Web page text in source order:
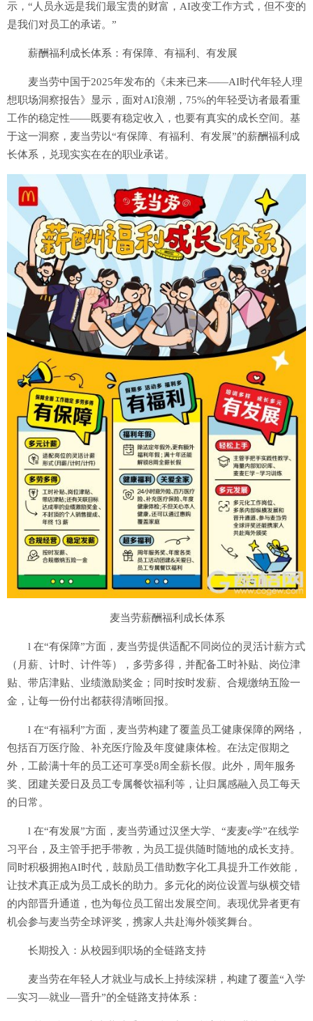
示，“人员永远是我们最宝贵的财富，AI改变工作方式，但不变的
是我们对员工的承诺。”
薪酬福利成长体系：有保障、有福利、有发展
麦当劳中国于2025年发布的《未来已来——AI时代年轻人理
想职场洞察报告》显示，面对AI浪潮，75%的年轻受访者最看重
工作的稳定性——既要有稳定收入，也要有真实的成长空间。基
于这一洞察，麦当劳以“有保障、有福利、有发展”的薪酬福利成
长体系，兑现实实在在的职业承诺。
麦当劳薪酬福利成长体系
l 在“有保障”方面，麦当劳提供适配不同岗位的灵活计薪方式
（月薪、计时、计件等），多劳多得，并配备工时补贴、岗位津
贴、带店津贴、业绩激励奖金；同时按时发薪、合规缴纳五险一
金，让每一份付出都获得清晰回报。
l 在“有福利”方面，麦当劳构建了覆盖员工健康保障的网络，
包括百万医疗险、补充医疗险及年度健康体检。在法定假期之
外，工龄满十年的员工还可享受8周全薪长假。此外，周年服务
奖、团建关爱日及员工专属餐饮福利等，让归属感融入员工每天
的日常。
l 在“有发展”方面，麦当劳通过汉堡大学、“麦麦e学”在线学
习平台，及主管手把手带教，为员工提供随时随地的成长支持。
同时积极拥抱AI时代，鼓励员工借助数字化工具提升工作效能，
让技术真正成为员工成长的助力。多元化的岗位设置与纵横交错
的内部晋升通道，也为每位员工留出发展空间。表现优异者更有
机会参与麦当劳全球评奖，携家人共赴海外领奖舞台。
长期投入：从校园到职场的全链路支持
麦当劳在年轻人才就业与成长上持续深耕，构建了覆盖“入学
—实习—就业—晋升”的全链路支持体系：